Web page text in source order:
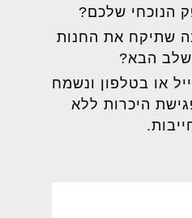
הנוכחי שלכם?
שתיקח את החנות
הבא?
או בטלפון ונשמח
היכרות ללא